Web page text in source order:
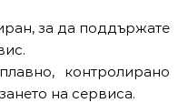
за да поддържате
контролирано
на сервиса.